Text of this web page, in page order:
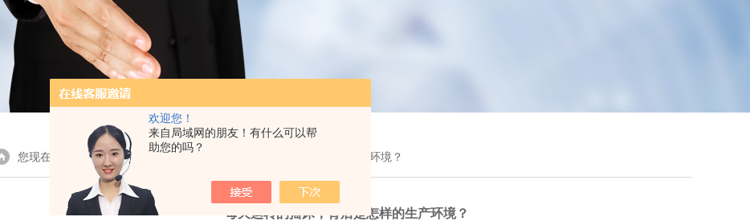
欢迎您！
来自局域网的朋友！有什么可以帮
助您的吗？
您现在的位置：首页> 技术文章 > 每天运转的摇床，背后是怎样的生产环境？
每天运转的摇床，背后是怎样的生产环境？